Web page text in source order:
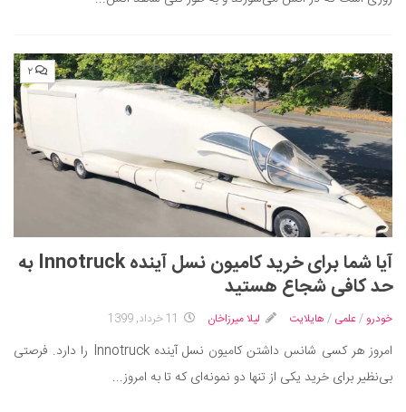
۲
آیا شما برای خرید کامیون نسل آینده Innotruck به
حد کافی شجاع هستید
خودرو /علمی / هایلایت لیلا میرزاخان 11 خرداد, 1399
امروز هر کسی شانس داشتن کامیون نسل آینده Innotruck را دارد. فرصتی
بی‌نظیر برای خرید یکی از تنها دو نمونه‌ای که تا به امروز...